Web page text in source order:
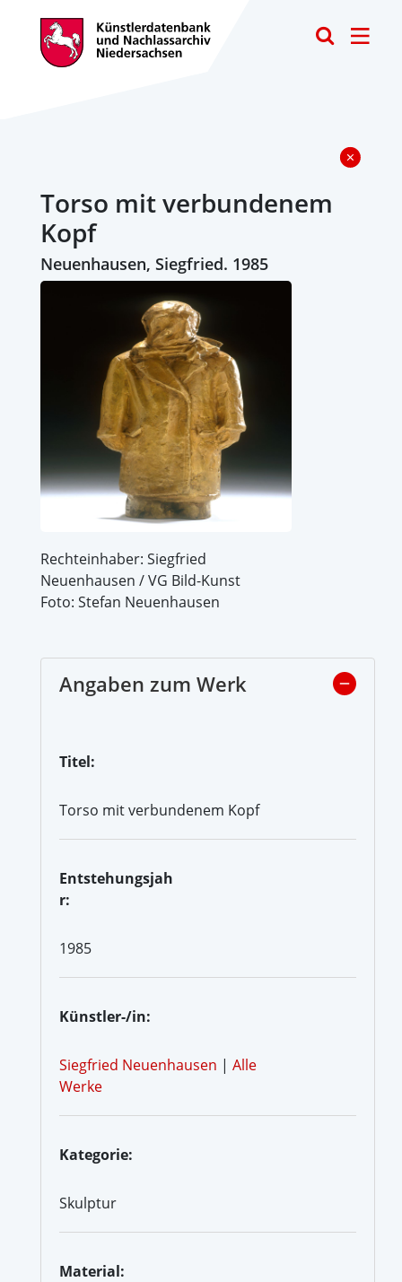
Torso mit verbundenem
Kopf
Neuenhausen, Siegfried. 1985
Rechteinhaber: Siegfried
Neuenhausen / VG Bild-Kunst
Foto: Stefan Neuenhausen
Angaben zum Werk
Titel:
Torso mit verbundenem Kopf
Entstehungsjah
r:
1985
Künstler-/in:
Siegfried Neuenhausen | Alle
Werke
Kategorie:
Skulptur
Material: